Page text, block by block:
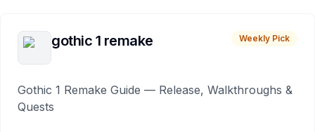
gothic 1 remake Weekly Pick
Gothic 1 Remake Guide — Release, Walkthroughs &
Quests